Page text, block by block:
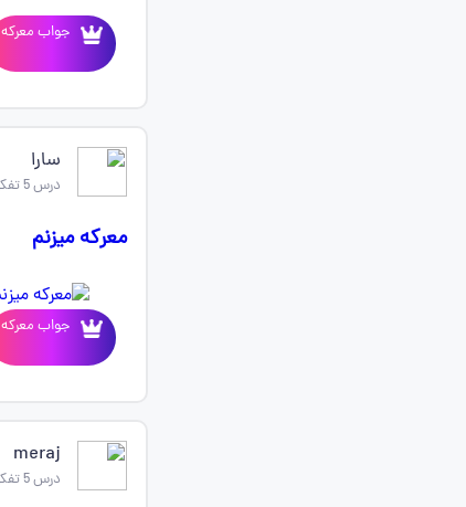
جواب معرکه
سارا
درس 5 تفکر و سواد رسانه ای
معرکه میزنم
جواب معرکه
meraj
درس 5 تفکر و سواد رسانه ای